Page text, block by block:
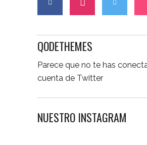
QODETHEMES
Parece que no te has
cuenta de Twitter
NUESTRO INSTAGRAM